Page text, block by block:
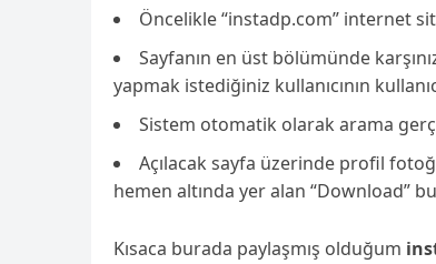
Öncelikle “instadp.com” internet
Sayfanın en üst bölümünde
yapmak istediğiniz kullanıcının
Sistem otomatik olarak arama
Açılacak sayfa üzerinde profil
hemen altında yer alan “Download”
Kısaca burada paylaşmış olduğum